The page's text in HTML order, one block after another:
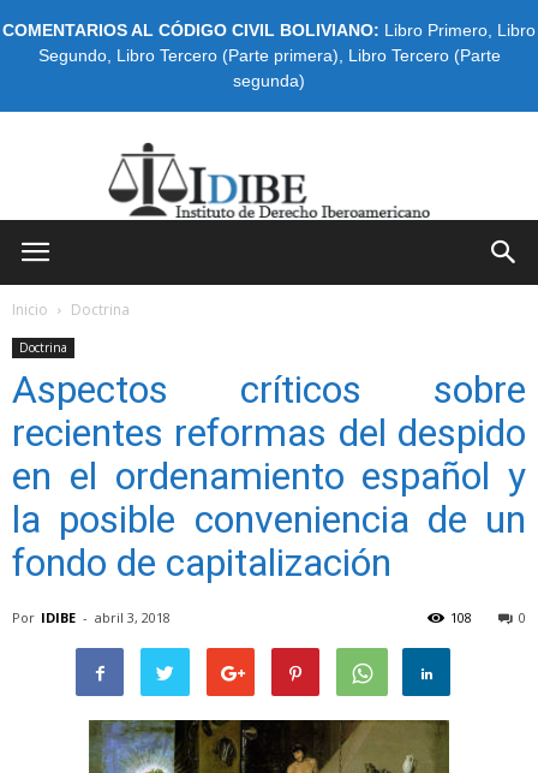
COMENTARIOS AL CÓDIGO CIVIL BOLIVIANO: Libro Primero Libro
Segundo, Libro Tercero (Parte primera)
Libro Tercero (Parte
segunda)
Inicio Doctrina
Doctrina
Aspectos críticos sobre
recientes reformas del despido
en el ordenamiento español y
la posible conveniencia de un
fondo de capitalización
Por IDIBE - abril 3, 2018 0
108